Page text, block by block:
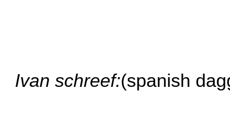
Ivan schreef:(spanish